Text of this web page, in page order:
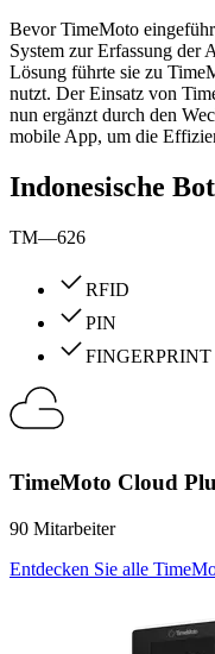
Bevor TimeMoto
System zur Erfassung der
Lösung führte sie zu
nutzt. Der Einsatz von
nun ergänzt durch den
mobile App, um die
Indonesische
TM—626
RFID
PIN
FINGERPRINT
TimeMoto Cloud
90 Mitarbeiter
Entdecken Sie alle